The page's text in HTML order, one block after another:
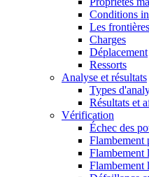
Conditions
Les frontières
Charges
Déplacement
Ressorts
Analyse et résultats
Types
Résultats et
Vérification
Échec des
Flambement
Flambement
Flambement